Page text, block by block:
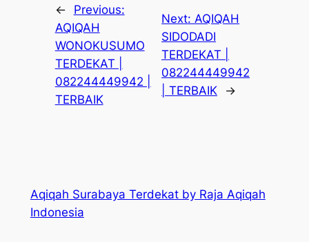
←
Previous:
AQIQAH
WONOKUSUMO
TERDEKAT |
082244449942 |
TERBAIK
Next: AQIQAH
SIDODADI
TERDEKAT |
082244449942
| TERBAIK
→
Aqiqah Surabaya Terdekat by Raja Aqiqah
Indonesia